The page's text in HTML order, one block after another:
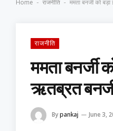
Home - राजनीति - ममता बनर्जी को
राजनीति
ममता बनर्जी
ऋतब्रत
Bypankaj June 3,